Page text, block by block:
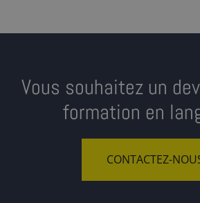
Vous souhaitez un
formation en
CONTACTEZ-